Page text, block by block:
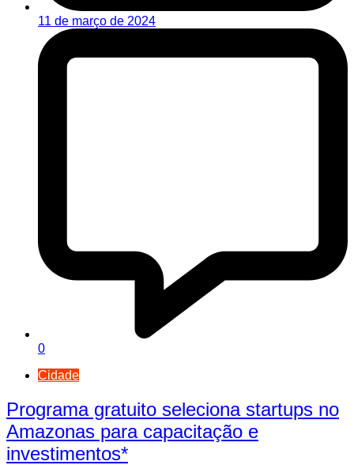
11 de março de 2024
0
Cidade
Programa gratuito seleciona startups no
Amazonas para capacitação e
investimentos*